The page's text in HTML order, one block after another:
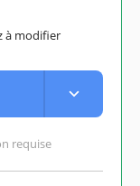
à modifier
requise